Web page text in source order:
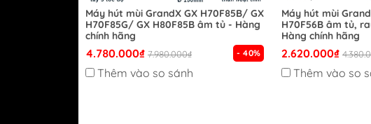
Máy hút mùi GrandX GX H70F85B/ GX
H70F85G/ GX H80F85B âm tủ - Hàng
chính hãng
4.780.000₫ 7.980.000₫ - 40%
Thêm vào so sánh
Máy hút mùi
H70F56B âm tủ,
Hàng chính hãng
2.620.000₫
Thêm vào so